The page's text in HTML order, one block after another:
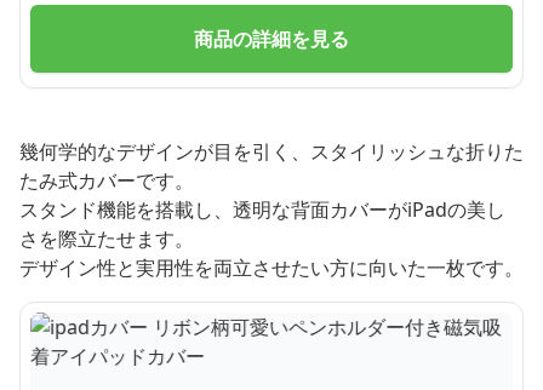
商品の詳細を見る
幾何学的なデザインが目を引く、スタイリッシュな折りた
たみ式カバーです。
スタンド機能を搭載し、透明な背面カバーがiPadの美し
さを際立たせます。
デザイン性と実用性を両立させたい方に向いた一枚です。